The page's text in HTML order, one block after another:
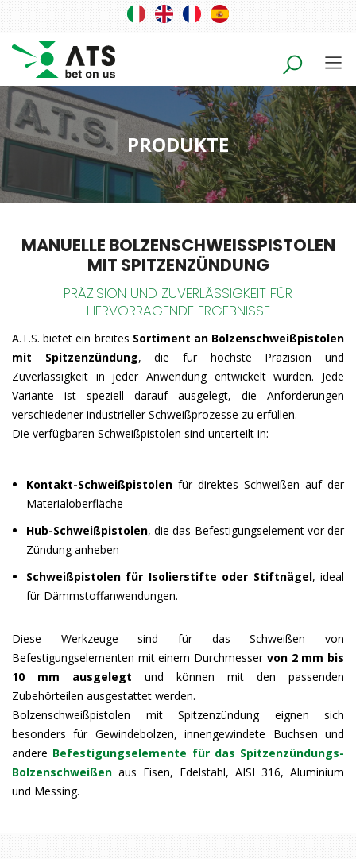
PRODUKTE
MANUELLE BOLZENSCHWEISSPISTOLEN
MIT SPITZENZÜNDUNG
PRÄZISION UND ZUVERLÄSSIGKEIT FÜR
HERVORRAGENDE ERGEBNISSE
A.T.S. bietet ein breites Sortiment an Bolzenschweißpistolen
mit Spitzenzündung, die für höchste Präzision und
Zuverlässigkeit in jeder Anwendung entwickelt wurden. Jede
Variante ist speziell darauf ausgelegt, die Anforderungen
verschiedener industrieller Schweißprozesse zu erfüllen.
Die verfügbaren Schweißpistolen sind unterteilt in:
Kontakt-Schweißpistolen für direktes Schweißen auf der
Materialoberfläche
Hub-Schweißpistolen, die das Befestigungselement vor der
Zündung anheben
Schweißpistolen für Isolierstifte oder Stiftnägel, ideal
für Dämmstoffanwendungen.
Diese Werkzeuge sind für das Schweißen von
Befestigungselementen mit einem Durchmesser von 2 mm bis
10 mm ausgelegt und können mit den passenden
Zubehörteilen ausgestattet werden.
Bolzenschweißpistolen mit Spitzenzündung eignen sich
besonders für Gewindebolzen, innengewindete Buchsen und
andere Befestigungselemente für das Spitzenzündungs-
Bolzenschweißen aus Eisen, Edelstahl, AISI 316, Aluminium
und Messing.